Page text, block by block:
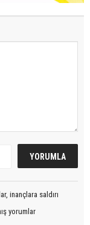
inançlara saldırı
yorumlar